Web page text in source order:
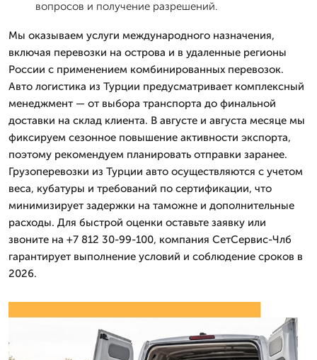
вопросов и получение разрешений.
Мы оказываем услуги международного назначения,
включая перевозки на острова и в удаленные регионы
России с применением комбинированных перевозок.
Авто логистика из Турции предусматривает комплексный
менеджмент — от выбора транспорта до финальной
доставки на склад клиента. В августе и августа месяце мы
фиксируем сезонное повышение активности экспорта,
поэтому рекомендуем планировать отправки заранее.
Грузоперевозки из Турции авто осуществляются с учетом
веса, кубатуры и требований по сертификации, что
минимизирует задержки на таможне и дополнительные
расходы. Для быстрой оценки оставьте заявку или
звоните на +7 812 30-99-100, компания СетСервис-Члб
гарантирует выполнение условий и соблюдение сроков в
2026.